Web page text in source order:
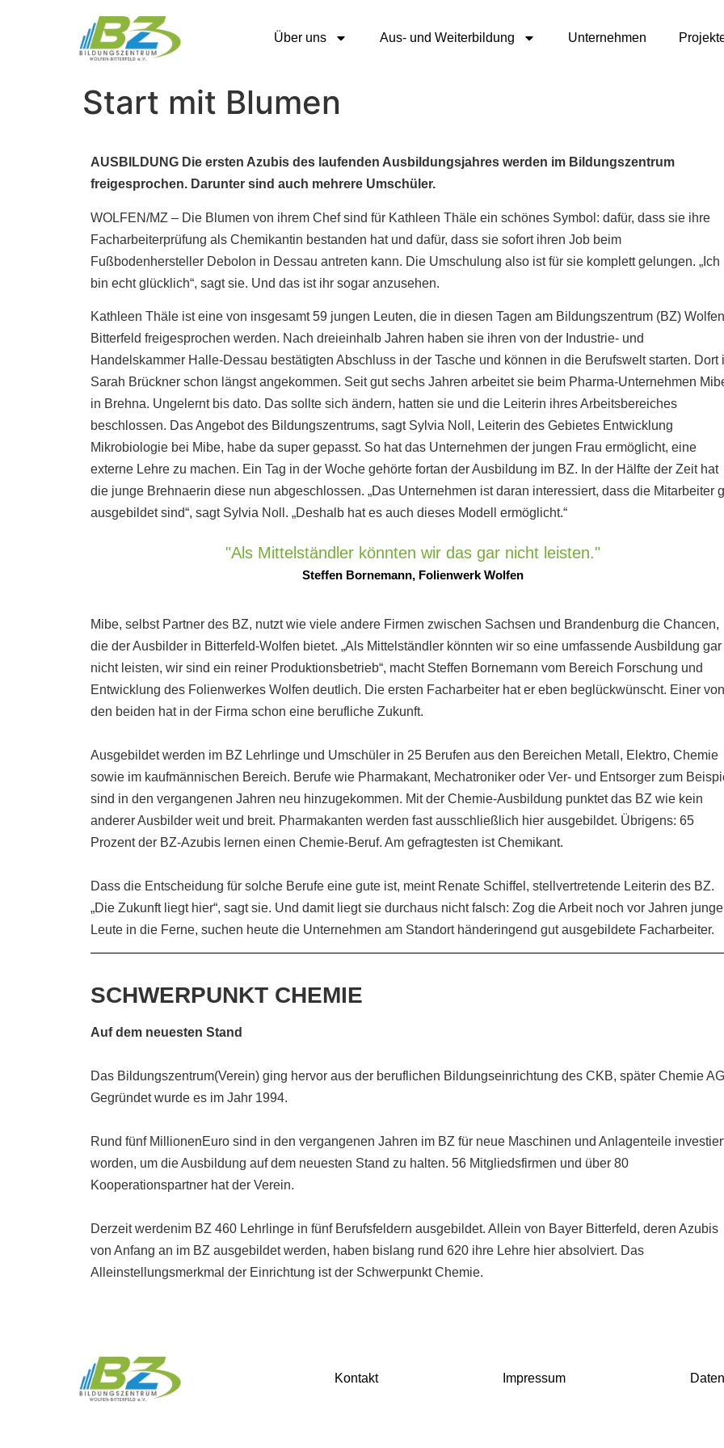
Über uns Aus- und Weiterbildung Unternehmen
Start mit Blumen
AUSBILDUNG Die ersten Azubis des laufenden Ausbildungsjahres werden im Bildungszentrum
freigesprochen. Darunter sind auch mehrere Umschüler.
WOLFEN/MZ – Die Blumen von ihrem Chef sind für Kathleen Thäle ein schönes Symbol: dafür, dass sie ihre
Facharbeiterprüfung als Chemikantin bestanden hat und dafür, dass sie sofort ihren Job beim
Fußbodenhersteller Debolon in Dessau antreten kann. Die Umschulung also ist für sie komplett gelungen. „Ich
bin echt glücklich“, sagt sie. Und das ist ihr sogar anzusehen.
Kathleen Thäle ist eine von insgesamt 59 jungen Leuten, die in diesen Tagen am Bildungszentrum (BZ)
Bitterfeld freigesprochen werden. Nach dreieinhalb Jahren haben sie ihren von der Industrie- und
Handelskammer Halle-Dessau bestätigten Abschluss in der Tasche und können in die Berufswelt starten. Dort
Sarah Brückner schon längst angekommen. Seit gut sechs Jahren arbeitet sie beim Pharma-Unternehmen
in Brehna. Ungelernt bis dato. Das sollte sich ändern, hatten sie und die Leiterin ihres Arbeitsbereiches
beschlossen. Das Angebot des Bildungszentrums, sagt Sylvia Noll, Leiterin des Gebietes Entwicklung
Mikrobiologie bei Mibe, habe da super gepasst. So hat das Unternehmen der jungen Frau ermöglicht, eine
externe Lehre zu machen. Ein Tag in der Woche gehörte fortan der Ausbildung im BZ. In der Hälfte der Zeit hat
die junge Brehnaerin diese nun abgeschlossen. „Das Unternehmen ist daran interessiert, dass die Mitarbeiter
ausgebildet sind“, sagt Sylvia Noll. „Deshalb hat es auch dieses Modell ermöglicht.“
"Als Mittelständler könnten wir das gar nicht leisten."
Steffen Bornemann, Folienwerk Wolfen
Mibe, selbst Partner des BZ, nutzt wie viele andere Firmen zwischen Sachsen und Brandenburg die Chancen,
die der Ausbilder in Bitterfeld-Wolfen bietet. „Als Mittelständler könnten wir so eine umfassende Ausbildung gar
nicht leisten, wir sind ein reiner Produktionsbetrieb“, macht Steffen Bornemann vom Bereich Forschung und
Entwicklung des Folienwerkes Wolfen deutlich. Die ersten Facharbeiter hat er eben beglückwünscht. Einer von
den beiden hat in der Firma schon eine berufliche Zukunft.
Ausgebildet werden im BZ Lehrlinge und Umschüler in 25 Berufen aus den Bereichen Metall, Elektro, Chemie
sowie im kaufmännischen Bereich. Berufe wie Pharmakant, Mechatroniker oder Ver- und Entsorger zum
sind in den vergangenen Jahren neu hinzugekommen. Mit der Chemie-Ausbildung punktet das BZ wie kein
anderer Ausbilder weit und breit. Pharmakanten werden fast ausschließlich hier ausgebildet. Übrigens: 65
Prozent der BZ-Azubis lernen einen Chemie-Beruf. Am gefragtesten ist Chemikant.
Dass die Entscheidung für solche Berufe eine gute ist, meint Renate Schiffel, stellvertretende Leiterin des BZ.
„Die Zukunft liegt hier“, sagt sie. Und damit liegt sie durchaus nicht falsch: Zog die Arbeit noch vor Jahren junge
Leute in die Ferne, suchen heute die Unternehmen am Standort händeringend gut ausgebildete Facharbeiter.
SCHWERPUNKT CHEMIE
Auf dem neuesten Stand
Das Bildungszentrum(Verein) ging hervor aus der beruflichen Bildungseinrichtung des CKB, später Chemie
Gegründet wurde es im Jahr 1994.
Rund fünf MillionenEuro sind in den vergangenen Jahren im BZ für neue Maschinen und Anlagenteile
worden, um die Ausbildung auf dem neuesten Stand zu halten. 56 Mitgliedsfirmen und über 80
Kooperationspartner hat der Verein.
Derzeit werdenim BZ 460 Lehrlinge in fünf Berufsfeldern ausgebildet. Allein von Bayer Bitterfeld, deren Azubis
von Anfang an im BZ ausgebildet werden, haben bislang rund 620 ihre Lehre hier absolviert. Das
Alleinstellungsmerkmal der Einrichtung ist der Schwerpunkt Chemie.
Kontakt Impressum